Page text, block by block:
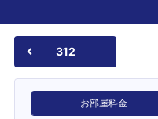
312
お部屋料金